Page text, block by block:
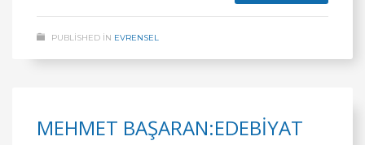
PUBLISHED IN EVRENSEL
MEHMET BAŞARAN:EDEBİYAT